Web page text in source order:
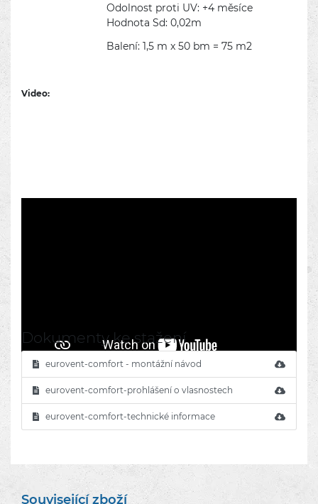
Odolnost proti UV: +4 měsíce
Hodnota Sd: 0,02m
Balení: 1,5 m x 50 bm = 75 m2
Video:
Dokumenty ke stažení
eurovent-comfort - montážní návod
eurovent-comfort-prohlášení o vlasnostech
eurovent-comfort-technické informace
Související zboží